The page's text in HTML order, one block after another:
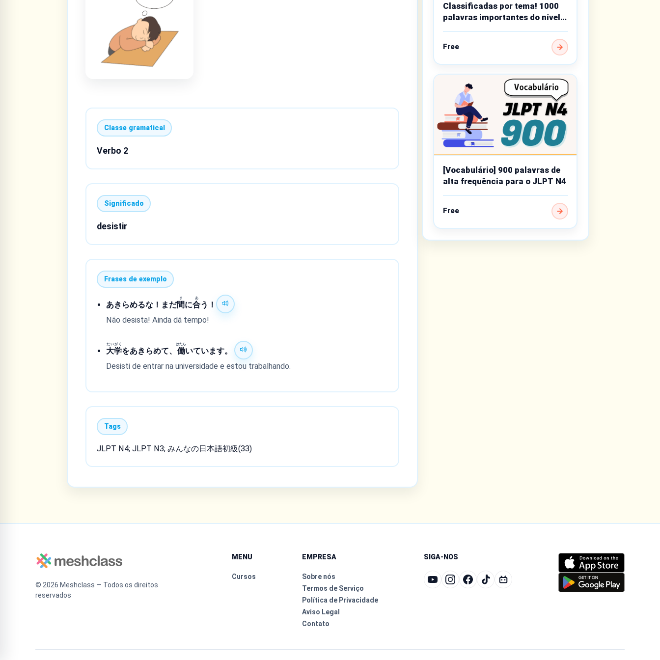
Classe gramatical
Verbo 2
Significado
desistir
Frases de exemplo
あきらめるな！まだ間
ま
に合
あ
う！
Não desista! Ainda dá tempo!
大学
だいがく
をあきらめて、 働
はたら
いています。
Desisti de entrar na universidade e estou trabalhando.
Tags
JLPT N4; JLPT N3; みんなの日本語初級(33)
Classificadas por tema! 1000
palavras importantes do nível
básico
Free
[Vocabulário] 900 palavras de
alta frequência para o JLPT N4
Free
© 2026 Meshclass — Todos os direitos
reservados
MENU
Cursos
EMPRESA
Sobre nós
Termos de Serviço
Política de Privacidade
Aviso Legal
Contato
SIGA-NOS